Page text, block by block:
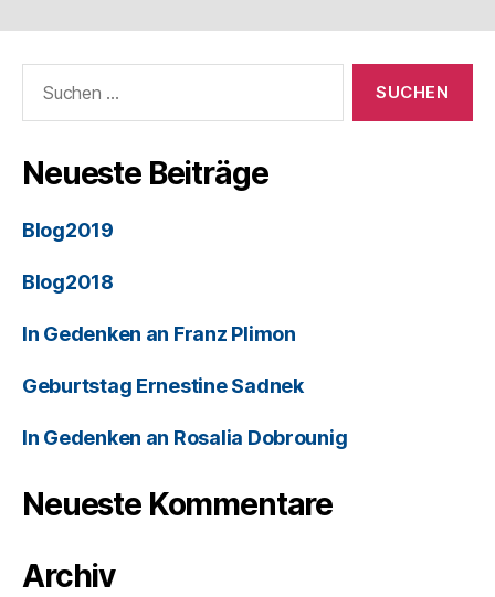
Neueste Beiträge
Blog2019
Blog2018
In Gedenken an Franz Plimon
Geburtstag Ernestine Sadnek
In Gedenken an Rosalia Dobrounig
Neueste Kommentare
Archiv